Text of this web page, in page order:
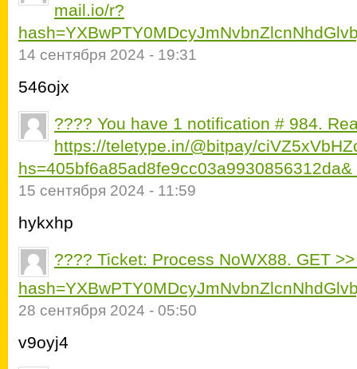
mail.io/r?
14 сентября 2024 - 19:31
546ojx
???? You have 1 notification # 984.
https://teletype.in/@bitpay/
hs=405bf6a85ad8fe9cc03a9930856312da&
15 сентября 2024 - 11:59
hykxhp
???? Ticket: Process NoWX88. GET
28 сентября 2024 - 05:50
v9oyj4